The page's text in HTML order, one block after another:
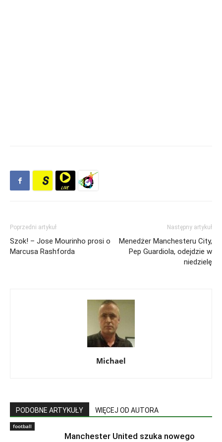
Poprzedni artykuł
Szok! – Jose Mourinho prosi o
Marcusa Rashforda
Następny artykuł
Menedżer Manchesteru City,
Pep Guardiola, odejdzie w
niedzielę
Michael
PODOBNE ARTYKUŁY WIĘCEJ OD AUTORA
football
Manchester United szuka nowego